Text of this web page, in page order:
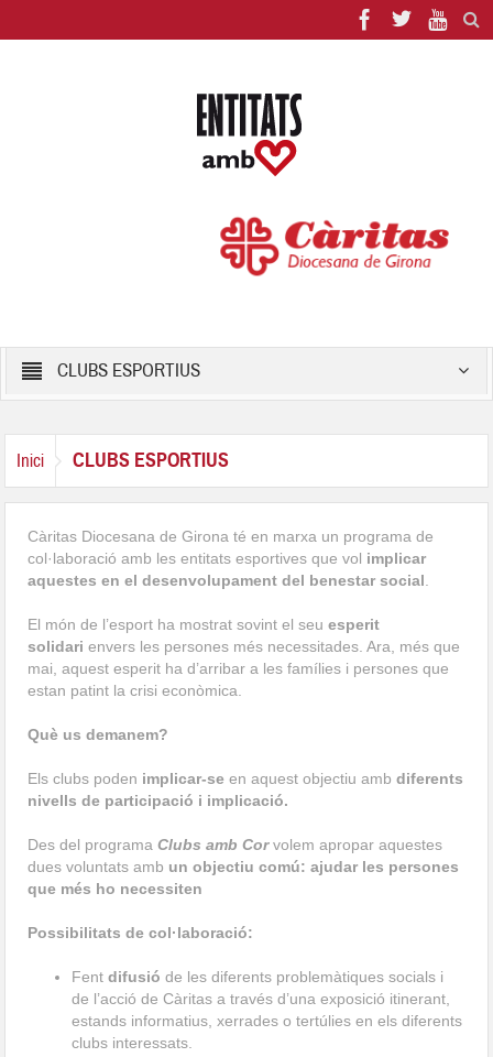
CLUBS ESPORTIUS
Inici CLUBS ESPORTIUS
Càritas Diocesana de Girona té en marxa un programa de
col·laboració amb les entitats esportives que vol implicar
aquestes en el desenvolupament del benestar social
El món de l’esport ha mostrat sovint el seuesperit
solidari envers les persones més necessitades. Ara, més que
mai, aquest esperit ha d’arribar a les famílies i persones que
estan patint la crisi econòmica.
Què us demanem?
Els clubs poden implicar-se en aquest objectiu ambdiferents
nivells de participació i implicació.
Des del programaClubs amb Corvolem apropar aquestes
dues voluntats amb un objectiu comú: ajudar les persones
que més ho necessiten
Possibilitats de col·laboració:
Fentdifusióde les diferents problemàtiques socials i
de l’acció de Càritas a través d’una exposició itinerant,
estands informatius, xerrades o tertúlies en els diferents
clubs interessats.